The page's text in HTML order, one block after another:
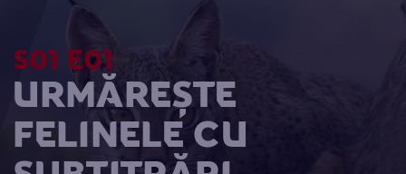
S01 E01
URMĂREȘTE
FELINELE CU